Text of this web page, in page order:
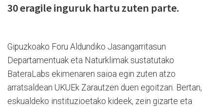
30 eragile inguruk hartu zuten parte.
Gipuzkoako Foru Aldundiko Jasangarritasun
Departamentuak eta Naturklimak sustatutako
BateraLabs ekimenaren saioa egin zuten atzo
arratsaldean UKUEk Zarautzen duen egoitzan. Bertan,
eskualdeko instituzioetako kideek, zein gizarte eta